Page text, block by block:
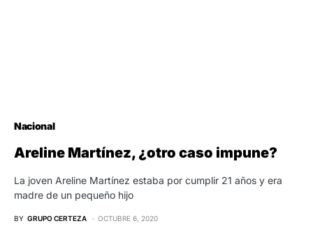
Nacional
Areline Martínez, ¿otro caso impune?
La joven Areline Martínez estaba por cumplir 21 años y era
madre de un pequeño hijo
BY GRUPO CERTEZA OCTUBRE 6, 2020